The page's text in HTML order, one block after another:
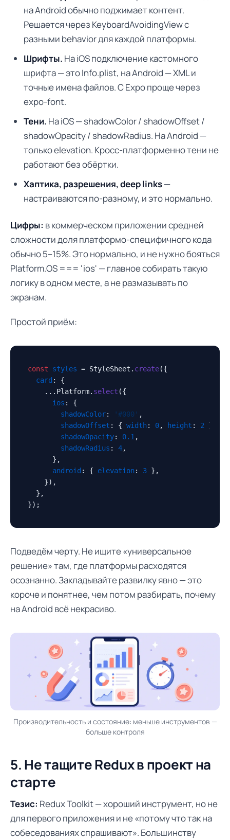
на Android обычно поджимает контент.
Решается через KeyboardAvoidingView с
разными behavior для каждой платформы.
Шрифты. На iOS подключение кастомного
шрифта — это Info.plist, на Android — XML и
точные имена файлов. С Expo проще через
expo-font.
Тени. На iOS — shadowColor / shadowOffset /
shadowOpacity / shadowRadius. На Android —
только elevation. Кросс-платформенно тени не
работают без обёртки.
Хаптика, разрешения, deep links—
настраиваются по-разному, и это нормально.
Цифры: в коммерческом приложении средней
сложности доля платформо-специфичного кода
обычно 5–15%. Это нормально, и не нужно бояться
Platform.OS === 'ios' — главное собирать такую
логику в одном месте, а не размазывать по
экранам.
Простой приём:
const styles = StyleSheet. create({
card : {
    ...Platform.
select ({
ios : {
shadowColor: '#000' ,
shadowOffset : { width: 0, height : 2 },
shadowOpacity: 0.1 ,
shadowRadius : 4,
      },
android : { elevation: 3 },
    }),
  },
});
Подведём черту. Не ищите «универсальное
решение» там, где платформы расходятся
осознанно. Закладывайте развилку явно — это
короче и понятнее, чем потом разбирать, почему
на Android всё некрасиво.
Производительность и состояние: меньше инструментов —
больше контроля
5. Не тащите Redux в проект на
старте
Тезис: Redux Toolkit — хороший инструмент, но не
для первого приложения и не «потому что так на
собеседованиях спрашивают». Большинству